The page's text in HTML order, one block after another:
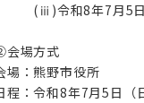
(ⅲ)令和8年7月5日
場方式
場：熊野市役所
程：令和8年7月5日（